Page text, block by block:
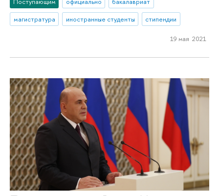
магистратура
иностранные студенты стипендии
19 мая 2021